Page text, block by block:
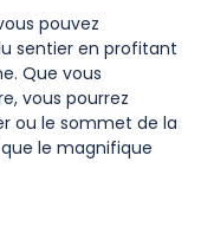
pouvez
sentier en profitant
Que vous
vous pourrez
ou le sommet de la
le magnifique